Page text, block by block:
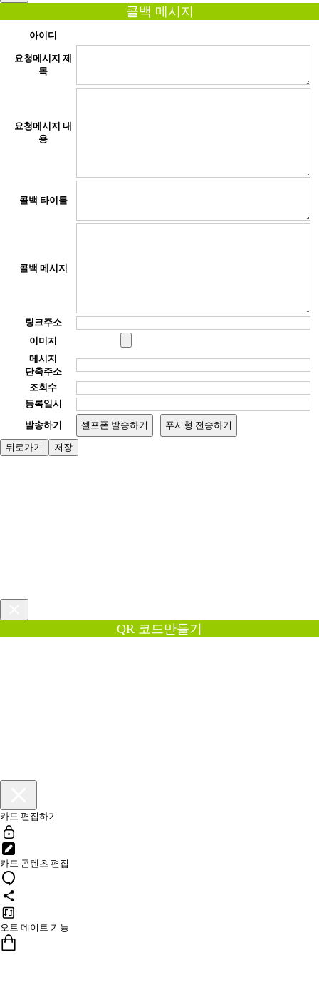
콜백 메시지
아이디
요청메시지 제
목
요청메시지 내
용
콜백 타이틀
콜백 메시지
링크주소
이미지
메시지
단축주소
조회수
등록일시
발송하기
셀프폰 발송하기 푸시형 전송하기
뒤로가기 저장
QR 코드만들기
카드 편집하기
카드 콘텐츠 편집
오토 데이트 기능